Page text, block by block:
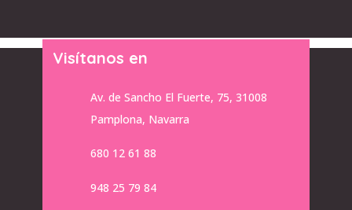
Visítanos en
Av. de Sancho El Fuerte, 75, 31008
Pamplona, Navarra
680 12 61 88
948 25 79 84